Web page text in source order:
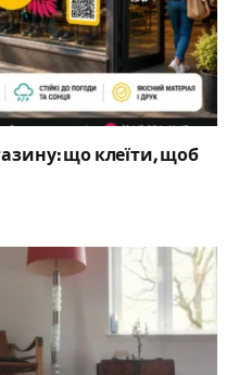
що клеїти, щоб